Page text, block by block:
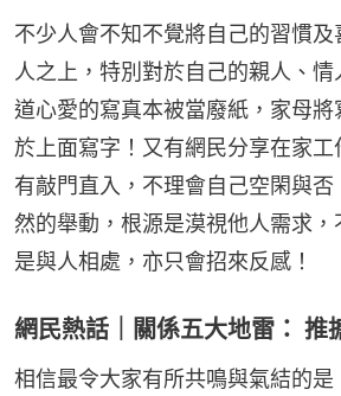
不少人會不知不覺將自己的習慣
人之上，特別對於自己的親人、
道心愛的寫真本被當廢紙，家母
於上面寫字！又有網民分享在家工
有敲門直入，不理會自己空閑與
然的舉動，根源是漠視他人需求
是與人相處，亦只會招來反感！
網民熱話｜關係五大地雷： 推
相信最令大家有所共鳴與氣結的是